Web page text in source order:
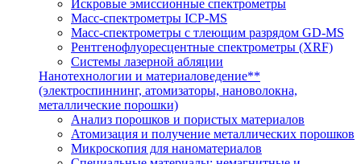
Искровые эмиссионные спектрометры
Масс-спектрометры ICP-MS
Масс-спектрометры с тлеющим разрядом GD-MS
Рентгенофлуоресцентные спектрометры (XRF)
Системы лазерной абляции
Нанотехнологии и материаловедение**
(электроспиннинг, атомизаторы, нановолокна,
металлические порошки)
Анализ порошков и пористых материалов
Атомизация и получение металлических порошков
Микроскопия для наноматериалов